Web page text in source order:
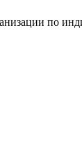
по